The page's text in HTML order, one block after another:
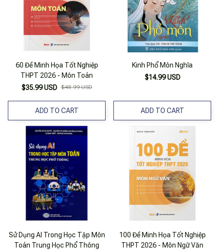
60 Đề Minh Họa Tốt Nghiệp
THPT 2026 - Môn Toán
$35.99 USD $48.99 USD
ADD TO CART
Kinh Phổ Môn Nghĩa
$14.99 USD
ADD TO CART
Sử Dụng AI Trong Học Tập Môn
Toán Trung Học Phổ Thông
100 Đề Minh Họa Tốt Nghiệp
THPT 2026 - Môn Ngữ Văn